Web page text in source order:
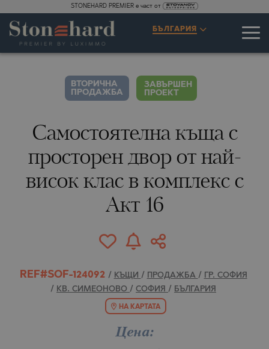
СПЕЦИФИКАЦИИ ОПИСАНИЕ КАРТА
ГАЛЕРИЯ
ЦЕНИ
ЗАПИТВАНЕ
STONEHARD PREMIER е част от
БЪЛГАРИЯ
СНИМКИ
ВТОРИЧНА
ПРОДАЖБА
ЗАВЪРШЕН
ПРОЕКТ
Самостоятелна къща с
просторен двор от най-
висок клас в комплекс с
Акт 16
REF#SOF-124092 / КЪЩИ / ПРОДАЖБА /
ГР. СОФИЯ
/
КВ. СИМЕОНОВО / СОФИЯ / БЪЛГАРИЯ
НА КАРТАТА
Цена: